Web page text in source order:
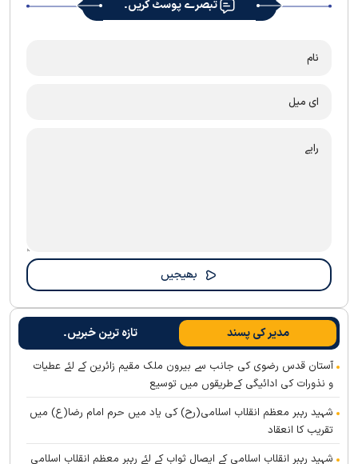
تبصرے پوسٹ کریں۔
مدیر کی پسند تازہ ترین خبریں۔
آستان قدس رضوی کی جانب سے بیرون ملک مقیم زائرین کے لئے عطیات
و نذورات کی ادائیگی کےطریقوں میں توسیع
شہید رہبر معظم انقلاب اسلامی(رح) کی یاد میں حرم امام رضا(ع) میں
تقریب کا انعقاد
شہید رہبر انقلاب اسلامی کے ایصال ثواب کے لئے رہبر معظم انقلاب اسلامی